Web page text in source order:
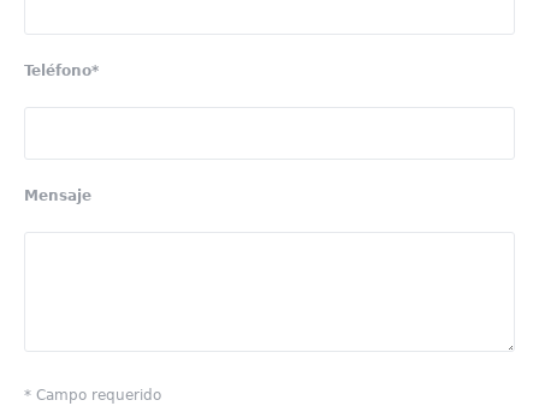
Teléfono*
Mensaje
* Campo requerido